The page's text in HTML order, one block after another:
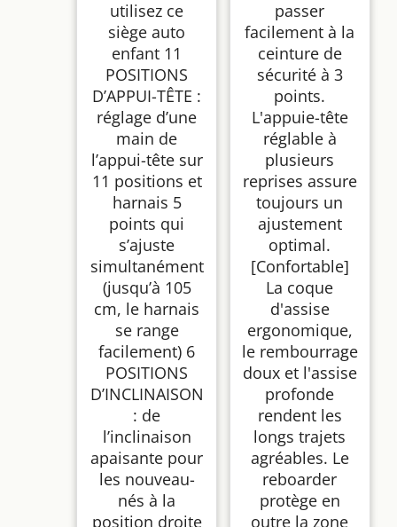
utilisez ce
siège auto
enfant 11
POSITIONS
D’APPUI-TÊTE :
réglage d’une
main de
l’appui-tête sur
11 positions et
harnais 5
points qui
s’ajuste
simultanément
(jusqu’à 105
cm, le harnais
se range
facilement) 6
POSITIONS
D’INCLINAISON
: de
l’inclinaison
apaisante pour
les nouveau-
nés à la
position droite
passer
facilement à la
ceinture de
sécurité à 3
points.
L'appuie-tête
réglable à
plusieurs
reprises assure
toujours un
ajustement
optimal.
[Confortable]
La coque
d'assise
ergonomique,
le rembourrage
doux et l'assise
profonde
rendent les
longs trajets
agréables. Le
reboarder
protège en
outre la zone